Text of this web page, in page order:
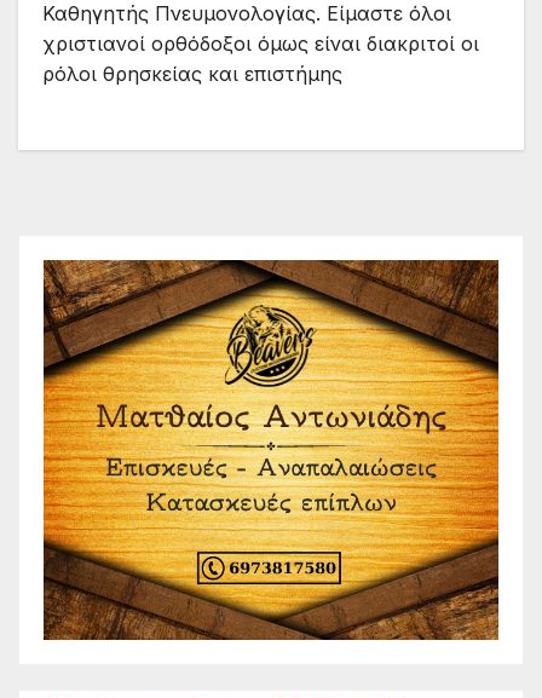
Καθηγητής Πνευμονολογίας. Είμαστε όλοι
χριστιανοί ορθόδοξοι όμως είναι διακριτοί οι
ρόλοι θρησκείας και επιστήμης